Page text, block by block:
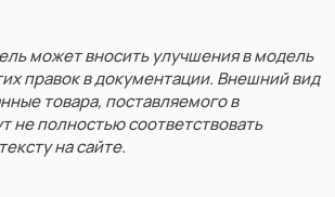
может вносить улучшения в модель
правок в документации. Внешний вид
товара, поставляемого в
не полностью соответствовать
на сайте.